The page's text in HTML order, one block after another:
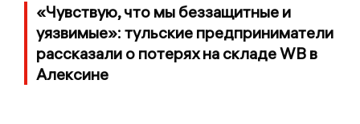
«Чувствую, что мы беззащитные и
уязвимые»: тульские предприниматели
рассказали о потерях на складе WB в
Алексине